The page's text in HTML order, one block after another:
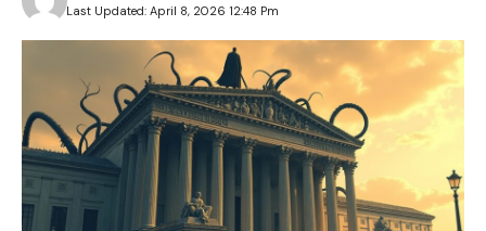
Last Updated: April 8, 2026 12:48 Pm